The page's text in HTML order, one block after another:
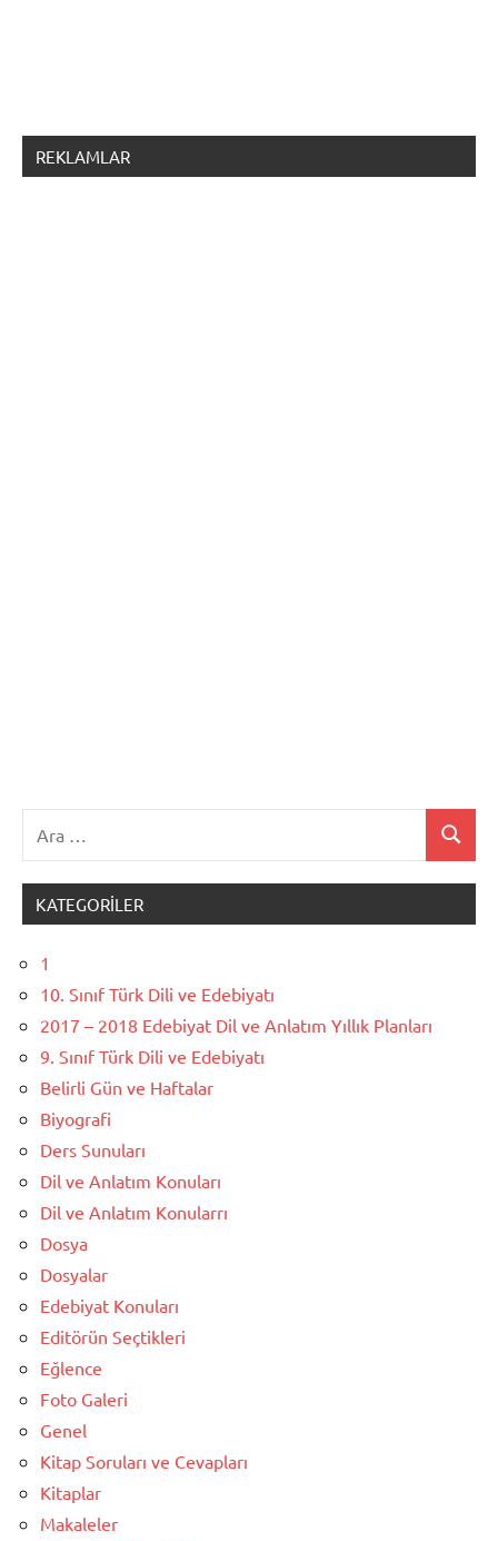
REKLAMLAR
Ara
KATEGORILER
1
10. Sınıf Türk Dili ve Edebiyatı
2017 – 2018 Edebiyat Dil ve Anlatım Yıllık Planları
9. Sınıf Türk Dili ve Edebiyatı
Belirli Gün ve Haftalar
Biyografi
Ders Sunuları
Dil ve Anlatım Konuları
Dil ve Anlatım Konularrı
Dosya
Dosyalar
Edebiyat Konuları
Editörün Seçtikleri
Eğlence
Foto Galeri
Genel
Kitap Soruları ve Cevapları
Kitaplar
Makaleler